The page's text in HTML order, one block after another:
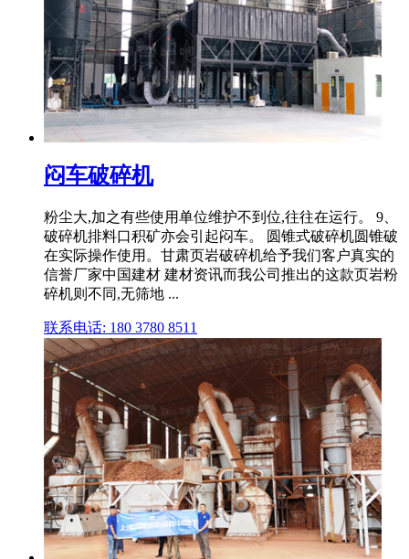
闷车破碎机
粉尘大,加之有些使用单位维护不到位,往往在运行。 9、
破碎机排料口积矿亦会引起闷车。 圆锥式破碎机圆锥破
在实际操作使用。甘肃页岩破碎机给予我们客户真实的
信誉厂家中国建材 建材资讯而我公司推出的这款页岩粉
碎机则不同,无筛地 ...
联系电话: 180 3780 8511